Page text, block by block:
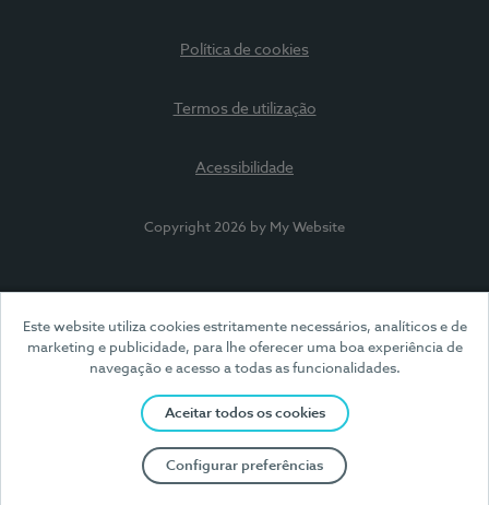
Este website utiliza cookies estritamente necessários, analíticos e de
marketing e publicidade, para lhe oferecer uma boa experiência de
navegação e acesso a todas as funcionalidades.
Aceitar todos os cookies
Configurar preferências
Política de cookies
Termos de utilização
Acessibilidade
Copyright 2026 by My Website